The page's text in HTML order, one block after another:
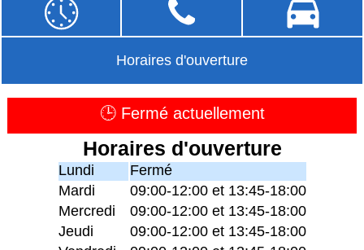
Horaires d'ouverture
🕒 Fermé actuellement
Horaires d'ouverture
Lundi
Fermé
Mardi
09:00-12:00 et 13:45-18:00
Mercredi
09:00-12:00 et 13:45-18:00
Jeudi
09:00-12:00 et 13:45-18:00